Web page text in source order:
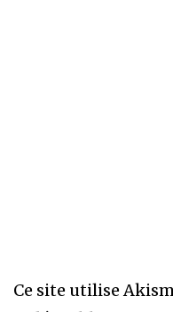
Ce site utilise